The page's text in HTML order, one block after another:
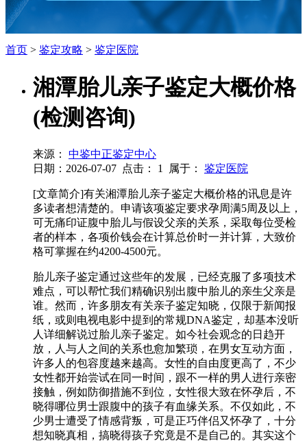
首页 > 鉴定攻略 > 鉴定医院
湘潭胎儿亲子鉴定大概价格
(检测咨询)
来源：
中鉴中正鉴定中心
日期：2026-07-07 点击： 1 属于： 鉴定医院
[文章简介]有关湘潭胎儿亲子鉴定大概价格的讯息是许
多读者想清楚的。申请该项鉴定要求孕周满5周及以上，
可无痛印证腹中胎儿与假设父亲的关系，采取每位受检
者的样本，各项价钱会在计算总价时一并计算，大致价
格可掌握在约4200-4500元。
胎儿亲子鉴定通过这些年的发展，已经克服了多项技术
难点，可以帮忙我们精确识别出腹中胎儿的亲生父亲是
谁。然而，许多朋友有关亲子鉴定知晓，仅限于新闻报
纸，或则电视电影中提到的常规DNA鉴定，却基本没听
人详细解说过胎儿亲子鉴定。如今社会观念的日趋开
放，人与人之间的关系也愈加繁琐，在男女互动方面，
许多人的包容度越来越高。女性的自由度更高了，不少
女性都开始尝试在同一时间，跟不一样的男人进行亲密
接触，例如防御措施不到位，女性很大致在怀孕后，不
晓得哪位男士跟腹中的孩子有血缘关系。不仅如此，不
少男士遭受了情感背叛，可是正巧伴侣又怀孕了，十分
想知晓真相，搞晓得孩子究竟是不是自己的。其实这个